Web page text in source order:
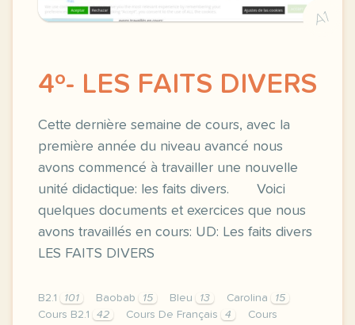
A1
4º- LES FAITS DIVERS
Cette dernière semaine de cours, avec la
première année du niveau avancé nous
avons commencé à travailler une nouvelle
unité didactique: les faits divers. Voici
quelques documents et exercices que nous
avons travaillés en cours: UD: Les faits divers
LES FAITS DIVERS
B2.1 101 Baobab 15 Bleu 13 Carolina
15
Cours B2.1
42 Cours De Français 4
Cours